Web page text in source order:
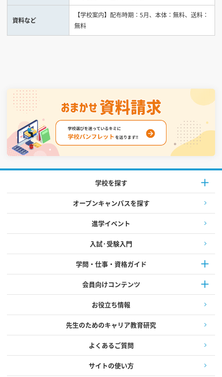
資料など
【学校案内】配布時期：5月、本体：無料、送料：
無料
学校を探す
オープンキャンパスを探す
進学イベント
入試·受験入門
学問・仕事・資格ガイド
会員向けコンテンツ
お役立ち情報
先生のためのキャリア教育研究
よくあるご質問
サイトの使い方